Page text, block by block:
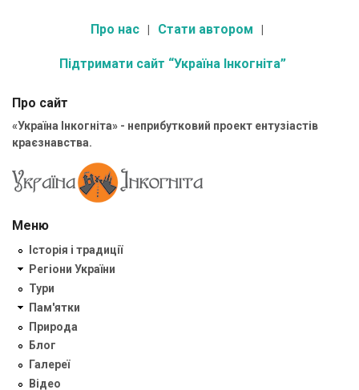
Про нас Стати автором
Підтримати сайт “Україна Інкогніта”
Про сайт
«Україна Інкогніта» - неприбутковий проект ентузіастів
краєзнавства.
Меню
Історія і традиції
Регіони України
Тури
Пам'ятки
Природа
Блог
Галереї
Відео